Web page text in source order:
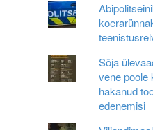
Sõja
vene poole
hakanud
edenemisi